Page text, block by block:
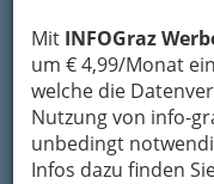
Mit INFOGraz
um € 4,99/Monat
welche die
Nutzung von info-
unbedingt
Infos dazu finden
Notfall -
Planen &
Architekten